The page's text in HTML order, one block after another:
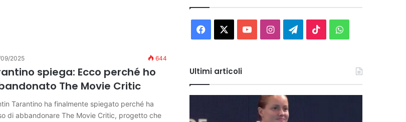
2025 644
spiega: Ecco perché ho
The Movie Critic
Tarantino ha finalmente spiegato perché ha
di abbandonare The Movie Critic, progetto che
Facebook You InstagramTelegram
TikTokWhatsApp
Ultimi articoli